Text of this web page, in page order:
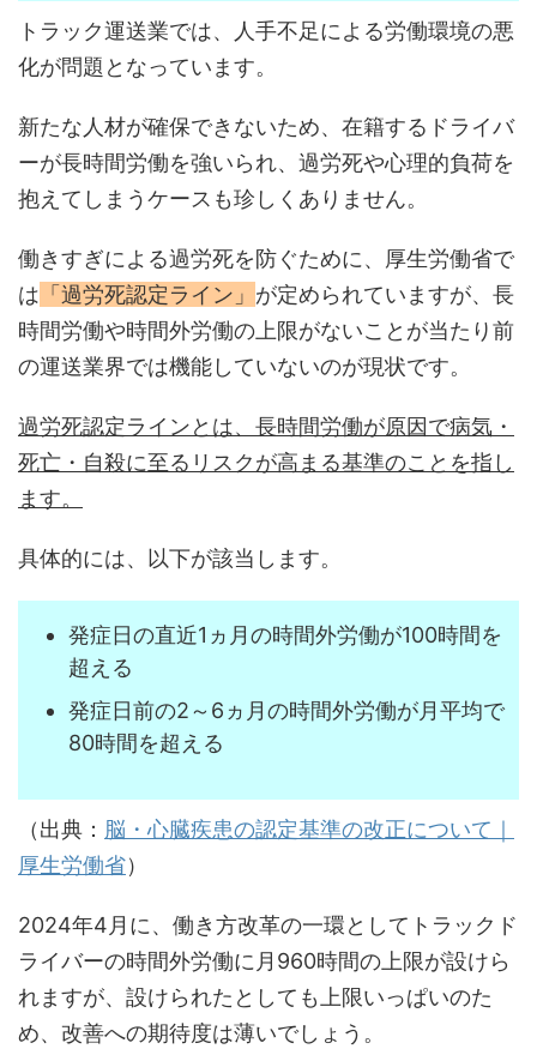
トラック運送業では、人手不足による労働環境の悪
化が問題となっています。
新たな人材が確保できないため、在籍するドライバ
ーが長時間労働を強いられ、過労死や心理的負荷を
抱えてしまうケースも珍しくありません。
働きすぎによる過労死を防ぐために、厚生労働省で
は 「過労死認定ライン」 が定められていますが、長
時間労働や時間外労働の上限がないことが当たり前
の運送業界では機能していないのが現状です。
過労死認定ラインとは、長時間労働が原因で病気・
死亡・自殺に至るリスクが高まる基準のことを指し
ます。
具体的には、以下が該当します。
発症日の直近1ヵ月の時間外労働が100時間を
超える
発症日前の2～6ヵ月の時間外労働が月平均で
80時間を超える
（出典： 脳・心臓疾患の認定基準の改正について｜
厚生労働省）
2024年4月に、働き方改革の一環としてトラックド
ライバーの時間外労働に月960時間の上限が設けら
れますが、設けられたとしても上限いっぱいのた
め、改善への期待度は薄いでしょう。